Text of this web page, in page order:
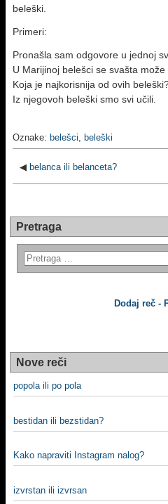
beleški.
Primeri:
Pronašla sam odgovore u jednoj
U Marijinoj belešci se svašta može
Koja je najkorisnija od ovih
Iz njegovoh beleški smo svi učili.
Oznake: belešci, beleški
◀ belanca ili belanceta?
Pretraga
Dodaj reč -
Nove reči
popola ili po pola
bestidan ili bezstidan?
Kako napraviti Instagram nalog?
izvrstan ili izvrsan